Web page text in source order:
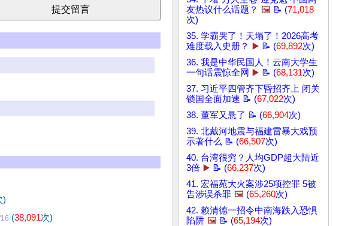
)
(38,091次)
友热议什么话题？ 🖼️ 📝 (71,018
次)
35. 学霸哭了！天塌了！2026高考
难度载入史册？
▶️ 📝 (69,892次)
36. 我是中华民国人！云南大学生
一句话震惊全网 ▶️ 📝 (68,131次)
37. 习近平四管齐下昏招齐上 闭关
锁国全面加速 📝 (67,022次)
38. 董军又悬了 📝 (66,904次)
39. 北戴河地震与福建雷暴大戏预
示著什么 📝 (66,507次)
40. 台湾很穷？人均GDP超大陆近
3倍 ▶️ 📝 (66,237次)
41. 宏福苑大火案涉25项控罪 5被
告涉误杀罪 🖼️ (65,260次)
42. 赖清德一招令中南海跌入恐惧
陷阱 🖼️ 📝 (65,194次)